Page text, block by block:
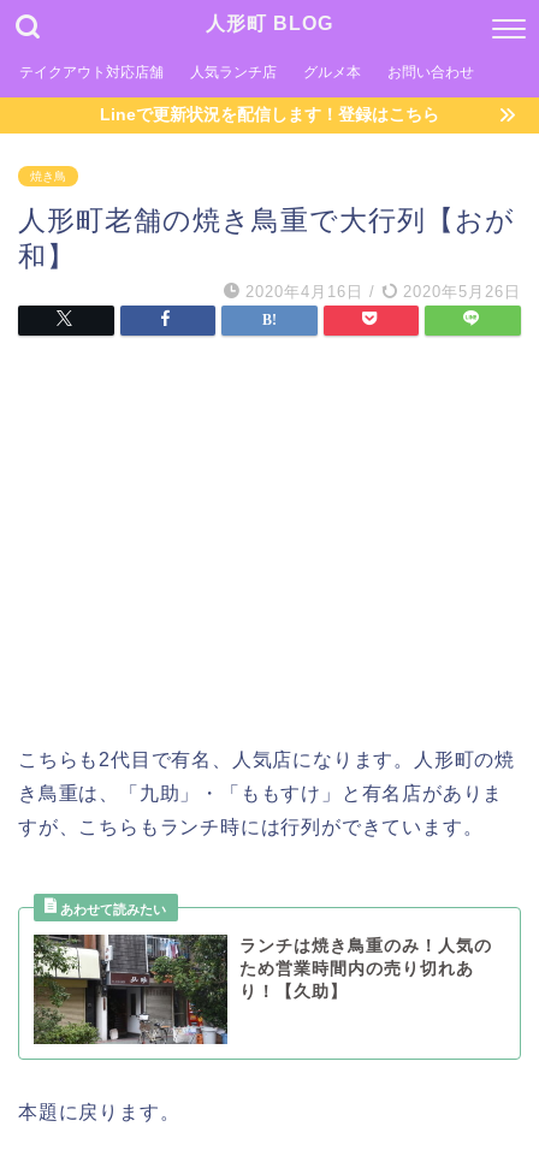
人形町 BLOG
テイクアウト対応店舗 人気ランチ店 グルメ本 お問い合わせ
Lineで更新状況を配信します！登録はこちら
焼き鳥
人形町老舗の焼き鳥重で大行列【おが
和】
2020年4月16日 / 2020年5月26日
こちらも2代目で有名、人気店になります。人形町の焼
き鳥重は、「九助」・「ももすけ」と有名店がありま
すが、こちらもランチ時には行列ができています。
ランチは焼き鳥重のみ！人気の
ため営業時間内の売り切れあ
り！【久助】
本題に戻ります。